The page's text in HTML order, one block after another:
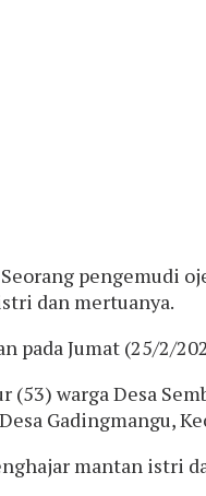
pengemudi
dan mertuanya.
pada Jumat (25/2/
(53) warga Desa
Gadingmangu,
mantan istri